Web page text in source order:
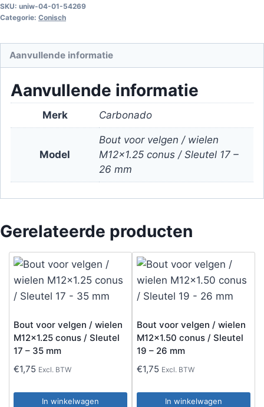
/
Sleutel
26
mm
aantal
SKU: uniw-04-01-54269
Categorie: Conisch
Aanvullende informatie
Aanvullende informatie
Merk Carbonado
Model
Bout voor velgen / wielen
M12x1.25 conus / Sleutel 17 –
26 mm
Gerelateerde producten
Bout voor velgen / wielen
M12x1.25 conus / Sleutel
17 – 35 mm
€1,75 Excl. BTW
In winkelwagen
Bout voor velgen / wielen
M12x1.50 conus / Sleutel
19 – 26 mm
€1,75 Excl. BTW
In winkelwagen